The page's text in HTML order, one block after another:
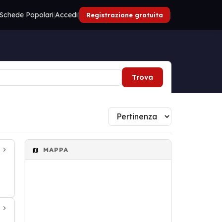
Schede Popolari|Accedi| Registrazione gratuita |
Trova
MAPPA